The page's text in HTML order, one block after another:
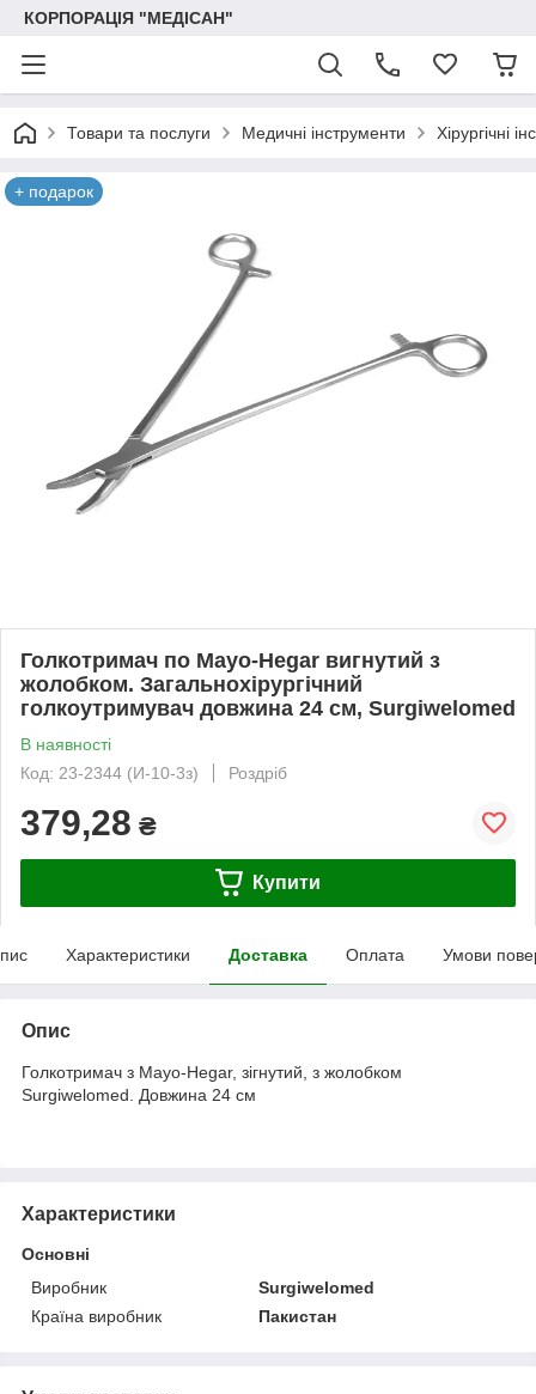
КОРПОРАЦІЯ "МЕДІСАН"
Товари та послуги Медичні інструменти Хірургічні
+ подарок
Голкотримач по Mayo-Hegar вигнутий з
жолобком. Загальнохірургічний
голкоутримувач довжина 24 см, Surgiwelomed
В наявності
Код: 23-2344 (И-10-3з)
Роздріб
379,28 ₴
Купити
Характеристики Доставка Оплата Умови
Опис
Голкотримач з Mayo-Hegar, зігнутий, з жолобком
Surgiwelomed. Довжина 24 см
Характеристики
Основні
Виробник
Surgiwelomed
Країна виробник
Пакистан